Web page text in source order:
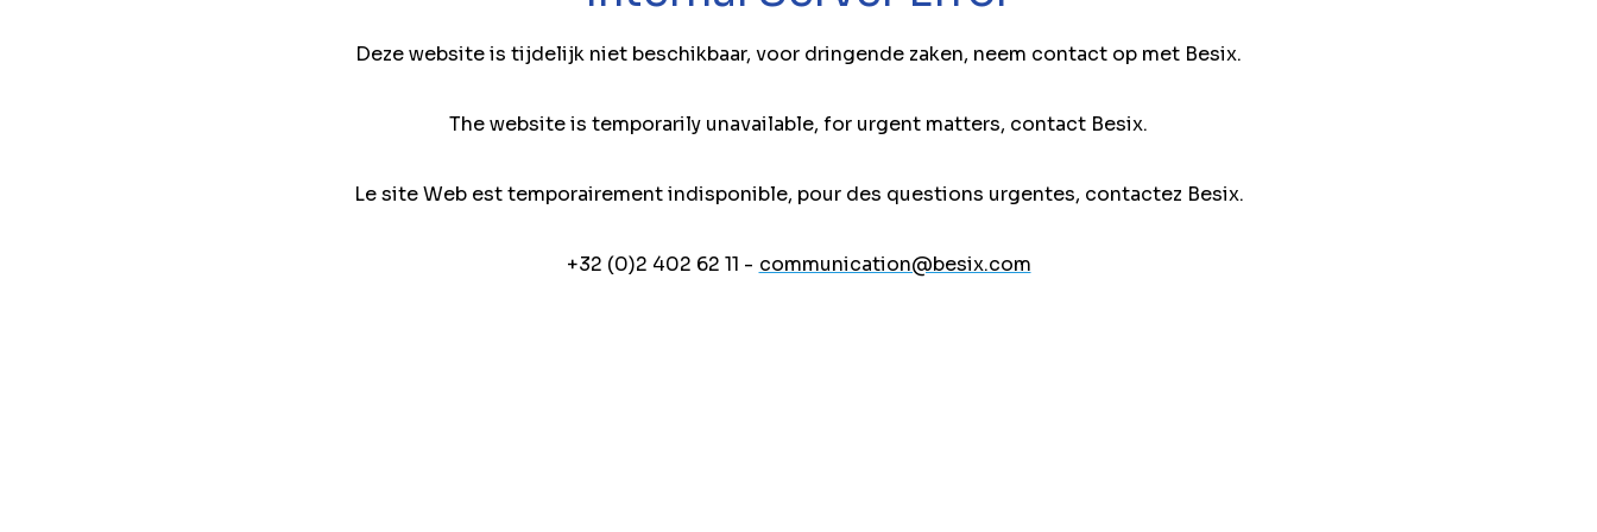
Deze website is tijdelijk niet beschikbaar, voor dringende zaken, neem contact op met Besix.
The website is temporarily unavailable, for urgent matters, contact Besix.
Le site Web est temporairement indisponible, pour des questions urgentes, contactez Besix.
+32 (0)2 402 62 11 - communication@besix.com